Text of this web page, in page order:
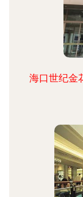
海口世纪金